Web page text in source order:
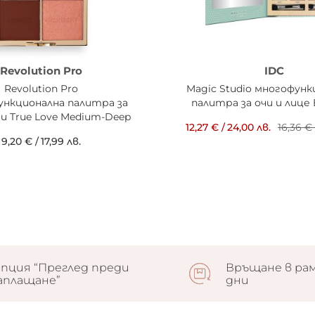
Revolution Pro
Revolution Pro
палитра за
True Love Medium-Deep
9,20 € /17,99 лв.
IDC
Magic Studio
палитра за очи и лице
12,27 € /24,00 лв. 16,36 €
“Преглед преди
Връщане в
дни